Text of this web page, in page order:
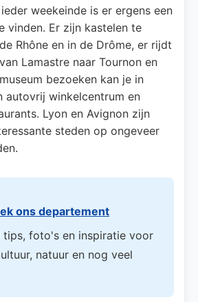
weekeinde is er ergens een
vinden. Er zijn kastelen te
Rhône en in de Drôme, er rijdt
Lamastre naar Tournon en
bezoeken kan je in
autovrij winkelcentrum en
Lyon en Avignon zijn
steden op ongeveer
ons departement
tips, foto's en inspiratie voor
natuur en nog veel